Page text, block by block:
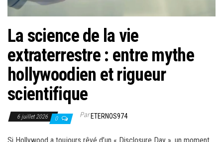
La science de la vie
extraterrestre : entre mythe
hollywoodien et rigueur
scientifique
6 juillet 2026 0 ParETERNOS974